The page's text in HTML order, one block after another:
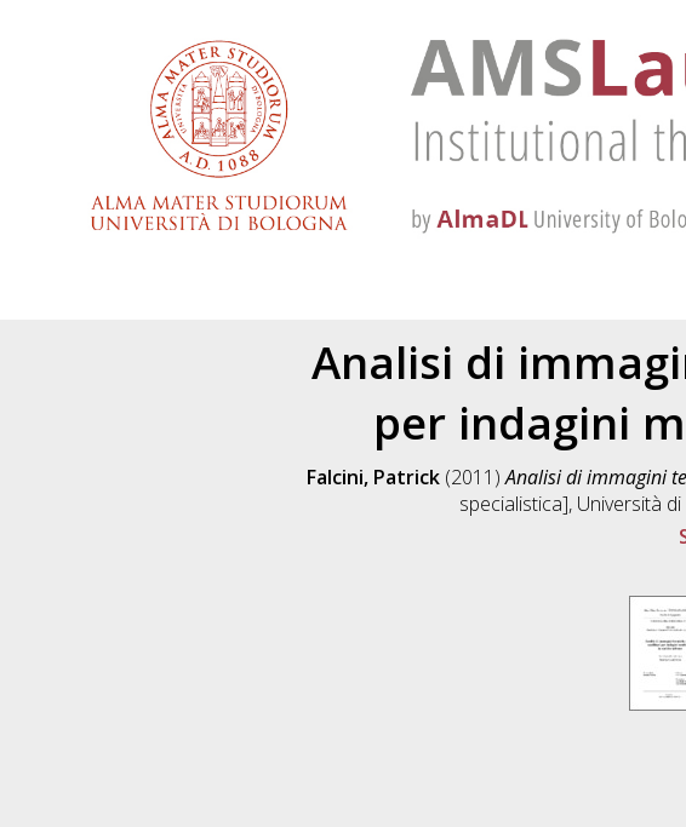
Analisi di
per indagini
Falcini, Patrick(2011)Analisi di immagini
specialistica], Università